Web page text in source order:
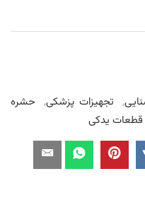
, تجهیزات پزشکی, حشره
قطعات یدکی